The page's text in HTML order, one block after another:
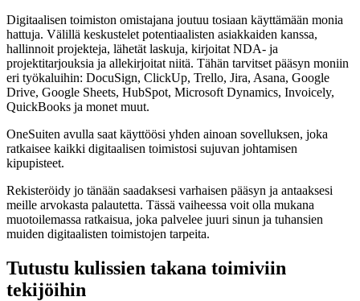
Digitaalisen toimiston omistajana joutuu tosiaan käyttämään monia
hattuja. Välillä keskustelet potentiaalisten asiakkaiden kanssa,
hallinnoit projekteja, lähetät laskuja, kirjoitat NDA- ja
projektitarjouksia ja allekirjoitat niitä. Tähän tarvitset pääsyn moniin
eri työkaluihin: DocuSign, ClickUp, Trello, Jira, Asana, Google
Drive, Google Sheets, HubSpot, Microsoft Dynamics, Invoicely,
QuickBooks ja monet muut.
OneSuiten avulla saat käyttöösi yhden ainoan sovelluksen, joka
ratkaisee kaikki digitaalisen toimistosi sujuvan johtamisen
kipupisteet.
Rekisteröidy jo tänään saadaksesi varhaisen pääsyn ja antaaksesi
meille arvokasta palautetta. Tässä vaiheessa voit olla mukana
muotoilemassa ratkaisua, joka palvelee juuri sinun ja tuhansien
muiden digitaalisten toimistojen tarpeita.
Tutustu kulissien takana toimiviin
tekijöihin